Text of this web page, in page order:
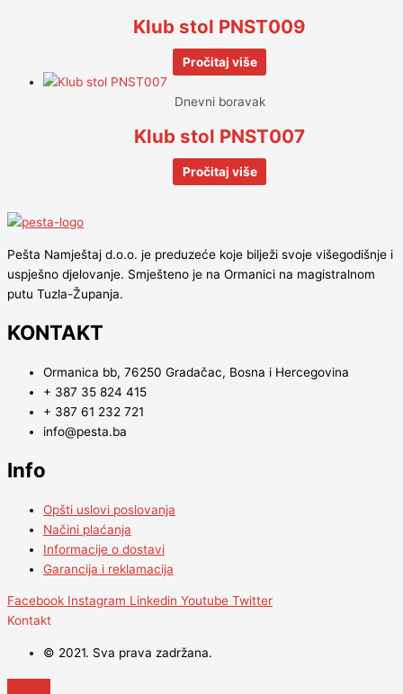
Klub stol PNST009
Pročitaj više
Dnevni boravak
Klub stol PNST007
Pročitaj više
Pešta Namještaj d.o.o. je preduzeće koje bilježi svoje višegodišnje i
uspješno djelovanje. Smješteno je na Ormanici na magistralnom
putu Tuzla-Županja.
KONTAKT
Ormanica bb, 76250 Gradačac, Bosna i Hercegovina
+ 387 35 824 415
+ 387 61 232 721
info@pesta.ba
Info
Opšti uslovi poslovanja
Načini plaćanja
Informacije o dostavi
Garancija i reklamacija
Facebook Instagram Linkedin Youtube Twitter
Kontakt
© 2021. Sva prava zadržana.